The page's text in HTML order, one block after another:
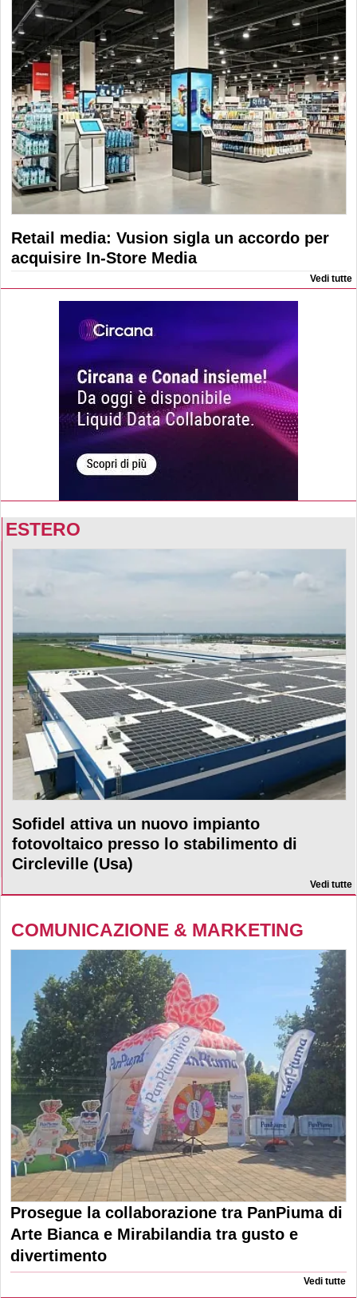
Retail media: Vusion sigla un accordo per
acquisire In-Store Media
Vedi tutte
ESTERO
Sofidel attiva un nuovo impianto
fotovoltaico presso lo stabilimento di
Circleville (Usa)
Vedi tutte
COMUNICAZIONE & MARKETING
Prosegue la collaborazione tra PanPiuma di
Arte Bianca e Mirabilandia tra gusto e
divertimento
Vedi tutte